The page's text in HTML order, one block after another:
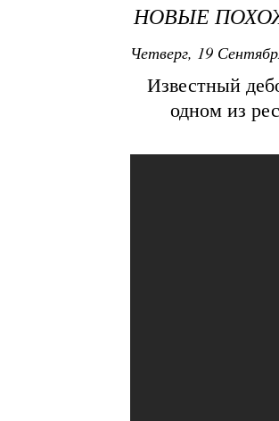
НОВЫЕ
Четверг, 19
Известный
одном из